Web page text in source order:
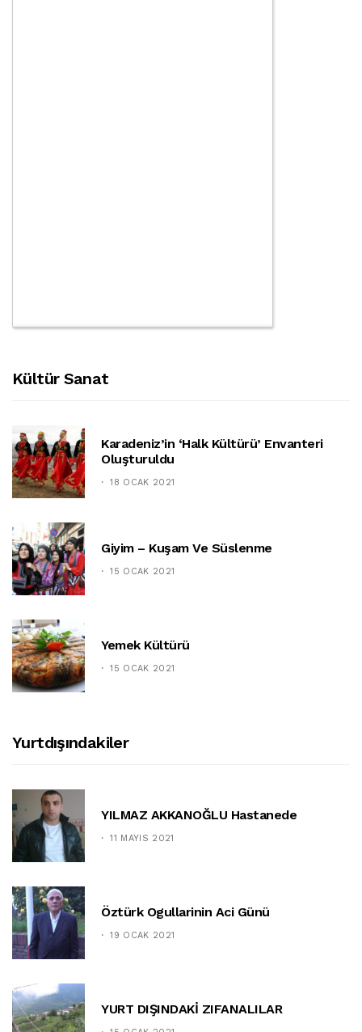
Kültür Sanat
Karadeniz’in ‘halk Kültürü’ Envanteri
Oluşturuldu
18 OCAK 2021
Giyim – Kuşam Ve Süslenme
15 OCAK 2021
Yemek Kültürü
15 OCAK 2021
Yurtdışındakiler
YILMAZ AKKANOĞLU Hastanede
11 MAYIS 2021
Öztürk Ogullarinin Aci Günü
19 OCAK 2021
YURT DIŞINDAKİ ZIFANALILAR